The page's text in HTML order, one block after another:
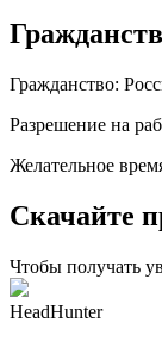
Гражданство:
Разрешение на
Желательное
Скачайте
Чтобы получать
HeadHunter